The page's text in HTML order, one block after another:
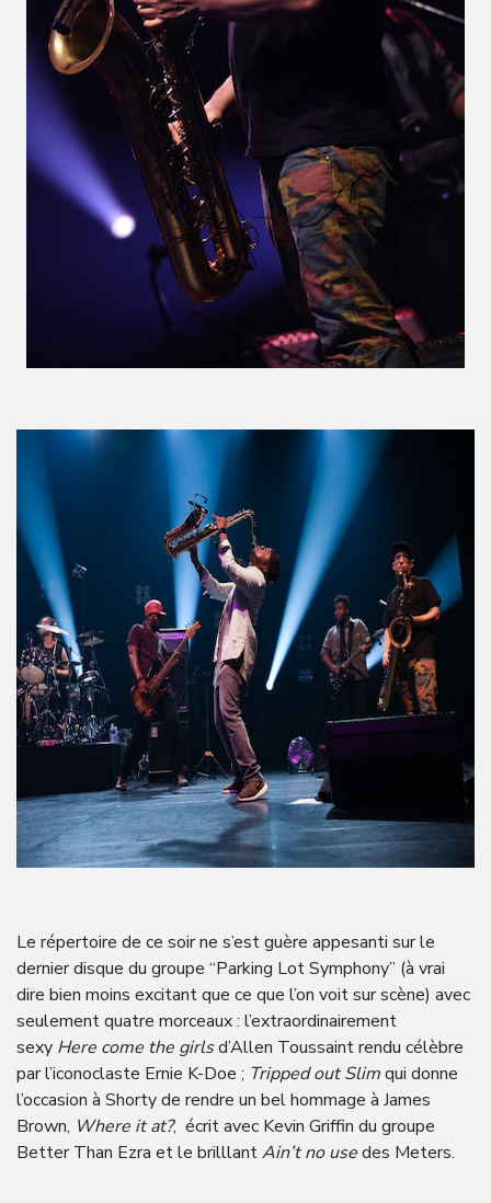
Le répertoire de ce soir ne s’est guère appesanti sur le
dernier disque du groupe “Parking Lot Symphony” (à vrai
dire bien moins excitant que ce que l’on voit sur scène) avec
seulement quatre morceaux : l’extraordinairement
sexy Here come the girlsd’Allen Toussaint rendu célèbre
par l’iconoclaste Ernie K-Doe ; Tripped out Slimqui donne
l’occasion à Shorty de rendre un bel hommage à James
Brown, Where it at?, écrit avec Kevin Griffin du groupe
Better Than Ezra et le brilllantAin’t no usedes Meters.